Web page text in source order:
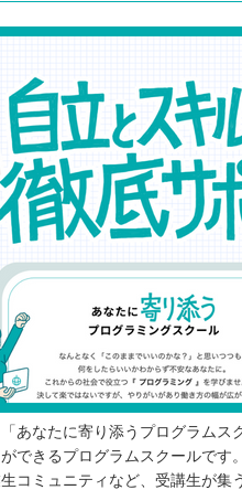
や目的をはっきりさせておく
られるスクールを選ぶ
グや体験レッスンに参加する
ラムスクールを選ぼう！
ログラミングスクールを探したい
あなたに寄り添うプログラム
できるプログラムスクールです。
コミュニティなど、受講生が